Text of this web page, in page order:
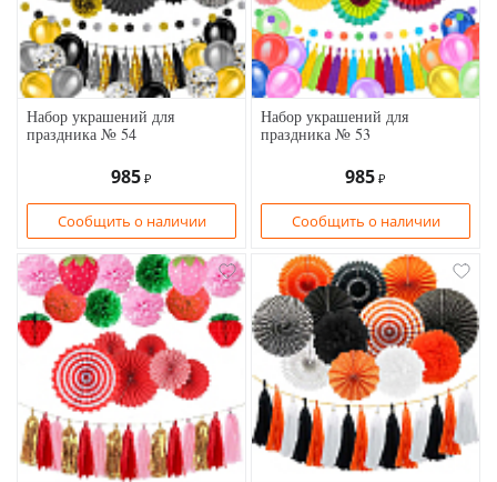
Набор украшений для
праздника № 54
985 ₽
Сообщить о наличии
Набор украшений для
праздника № 53
985 ₽
Сообщить о наличии